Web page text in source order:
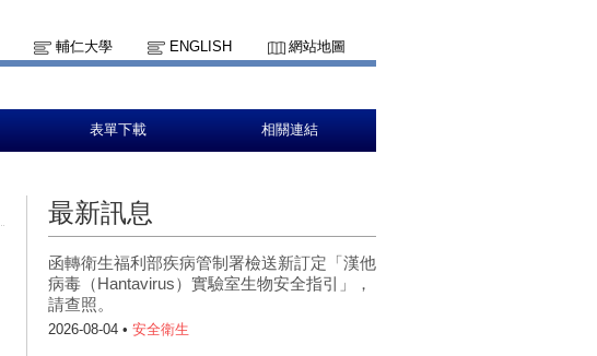
輔仁大學 ENGLISH 網站地圖
表單下載 相關連結
最新訊息
函轉衛生福利部疾病管制署檢送新訂定「漢他
病毒（Hantavirus）實驗室生物安全指引」，
請查照。
2026-08-04 • 安全衛生